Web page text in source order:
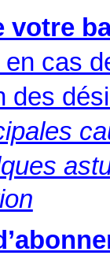
votre
cas
des